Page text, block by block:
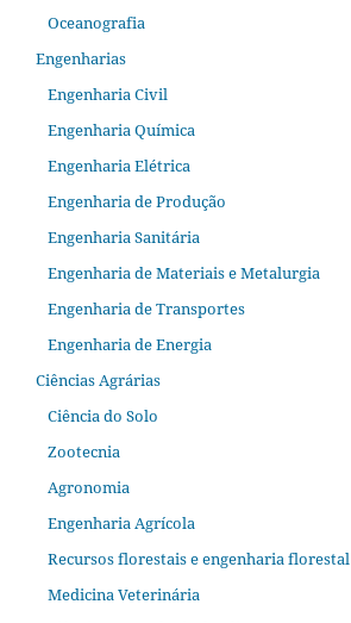
Oceanografia
Engenharias
Engenharia Civil
Engenharia Química
Engenharia Elétrica
Engenharia de Produção
Engenharia Sanitária
Engenharia de Materiais e Metalurgia
Engenharia de Transportes
Engenharia de Energia
Ciências Agrárias
Ciência do Solo
Zootecnia
Agronomia
Engenharia Agrícola
Recursos florestais e engenharia florestal
Medicina Veterinária